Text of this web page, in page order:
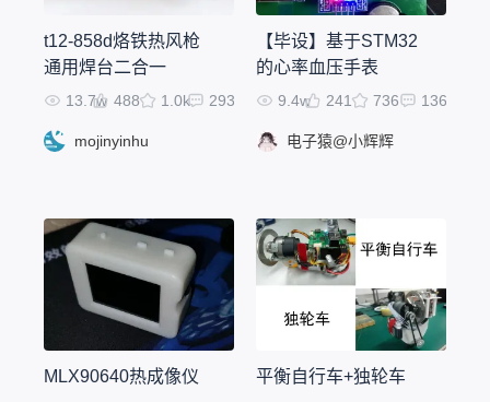
t12-858d烙铁热风枪
通用焊台二合一
13.7w 488 1.0k 293
mojinyinhu
【毕设】基于STM32
的心率血压手表
9.4w 241 736 136
电子猿@小辉辉
MLX90640热成像仪 平衡自行车+独轮车